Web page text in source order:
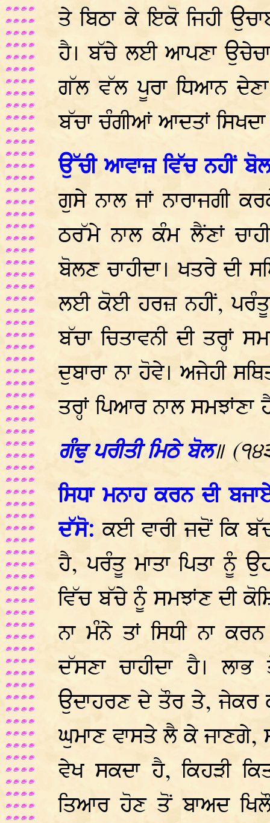
ਤੇ ਬਿਠਾ ਕੇ ਇਕੋ ਜਿਹੀ
ਹੈ। ਬੱਚੇ ਲਈ ਆਪਣਾ ਉਚੇਚਾ
ਗੱਲ ਵੱਲ ਪੂਰਾ ਧਿਆਨ ਦੇਣਾ
ਬੱਚਾ ਚੰਗੀਆਂ ਆਦਤਾਂ
ਉੱਚੀ ਆਵਾਜ਼ ਵਿੱਚ ਨਹੀਂ
ਗੁਸੇ ਨਾਲ ਜਾਂ ਨਾਰਾਜਗੀ
ਠਰੱਮੇ ਨਾਲ ਕੰਮ ਲੈਂਣਾਂ
ਬੋਲਣ ਚਾਹੀਦਾ। ਖਤਰੇ ਦੀ
ਲਈ ਕੋਈ ਹਰਜ਼ ਨਹੀਂ,
ਬੱਚਾ ਚਿਤਾਵਨੀ ਦੀ
ਦੁਬਾਰਾ ਨਾ ਹੋਵੇ। ਅਜੇਹੀ
ਤਰ੍ਹਾਂ ਪਿਆਰ ਨਾਲ
ਗੰਢੁ ਪਰੀਤੀ ਮਿਠੇ ਬੋਲ॥
ਸਿਧਾ ਮਨਾਹ ਕਰਨ ਦੀ
ਦੱਸੋ:ਕਈ ਵਾਰੀ ਜਦੋਂ ਕਿ
ਹੈ, ਪਰੰਤੂ ਮਾਤਾ ਪਿਤਾ ਨੂੰ
ਵਿੱਚ ਬੱਚੇ ਨੂੰ ਸਮਝਾਂਣ ਦੀ
ਨਾ ਮੰਨੇ ਤਾਂ ਸਿਧੀ ਨਾ
ਦੱਸਣਾ ਚਾਹੀਦਾ ਹੈ।
ਉਦਾਹਰਣ ਦੇ ਤੌਰ ਤੇ, ਜੇਕਰ
ਘੁਮਾਣ ਵਾਸਤੇ ਲੈ ਕੇ ਜਾਣਗੇ,
ਵੇਖ ਸਕਦਾ ਹੈ, ਕਿਹੜੀ
ਤਿਆਰ ਹੋਣ ਤੋਂ ਬਾਅਦ